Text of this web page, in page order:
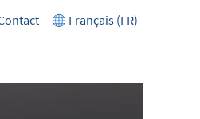
Français (FR)